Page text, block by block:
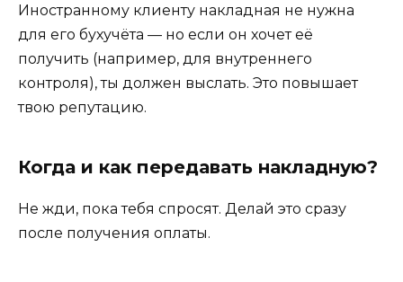
Иностранному клиенту накладная не нужна
для его бухучёта — но если он хочет её
получить (например, для внутреннего
контроля), ты должен выслать. Это повышает
твою репутацию.
Когда и как передавать накладную?
Не жди, пока тебя спросят. Делай это сразу
после получения оплаты.